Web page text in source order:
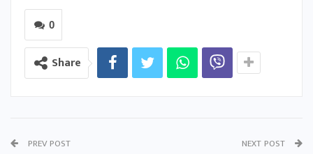
0
Share
PREV POST NEXT POST